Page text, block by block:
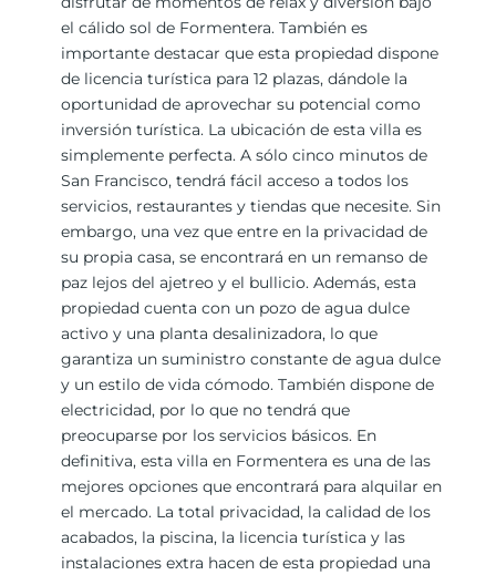
el cálido sol de Formentera. También es
importante destacar que esta propiedad dispone
de licencia turística para 12 plazas, dándole la
oportunidad de aprovechar su potencial como
inversión turística. La ubicación de esta villa es
simplemente perfecta. A sólo cinco minutos de
San Francisco, tendrá fácil acceso a todos los
servicios, restaurantes y tiendas que necesite. Sin
embargo, una vez que entre en la privacidad de
su propia casa, se encontrará en un remanso de
paz lejos del ajetreo y el bullicio. Además, esta
propiedad cuenta con un pozo de agua dulce
activo y una planta desalinizadora, lo que
garantiza un suministro constante de agua dulce
y un estilo de vida cómodo. También dispone de
electricidad, por lo que no tendrá que
preocuparse por los servicios básicos. En
definitiva, esta villa en Formentera es una de las
mejores opciones que encontrará para alquilar en
el mercado. La total privacidad, la calidad de los
acabados, la piscina, la licencia turística y las
instalaciones extra hacen de esta propiedad una